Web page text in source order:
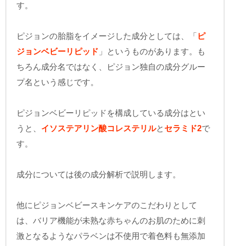
す。
ピジョンの胎脂をイメージした成分としては、「 ピ
ジョンベビーリピッド 」というものがあります。も
ちろん成分名ではなく、ピジョン独自の成分グルー
プ名という感じです。
ピジョンベビーリピッドを構成している成分はとい
うと、 イソステアリン酸コレステリルと セラミド2で
す。
成分については後の成分解析で説明します。
他にピジョンベビースキンケアのこだわりとして
は、バリア機能が未熟な赤ちゃんのお肌のために刺
激となるようなパラベンは不使用で着色料も無添加